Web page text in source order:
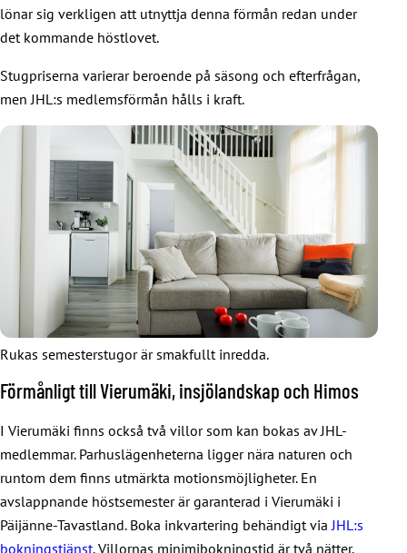
lönar sig verkligen att utnyttja denna förmån redan under
det kommande höstlovet.
Stugpriserna varierar beroende på säsong och efterfrågan,
men JHL:s medlemsförmån hålls i kraft.
Rukas semesterstugor är smakfullt inredda.
Förmånligt till Vierumäki, insjölandskap och Himos
I Vierumäki finns också två villor som kan bokas av JHL-
medlemmar. Parhuslägenheterna ligger nära naturen och
runtom dem finns utmärkta motionsmöjligheter. En
avslappnande höstsemester är garanterad i Vierumäki i
Päijänne-Tavastland. Boka inkvartering behändigt via JHL:s
bokningstjänst. Villornas minimibokningstid är två nätter.